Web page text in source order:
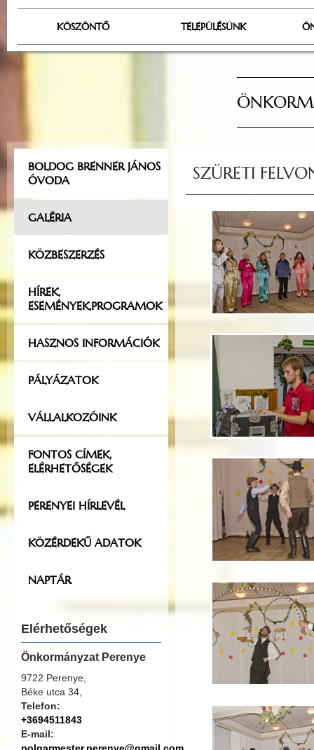
KÖSZÖNTŐ TELEPÜLÉSÜNK
BOLDOG BRENNER JÁNOS
ÓVODA
GALÉRIA
KÖZBESZERZÉS
HÍREK,
ESEMÉNYEK,PROGRAMOK
HASZNOS INFORMÁCIÓK
PÁLYÁZATOK
VÁLLALKOZÓINK
FONTOS CÍMEK,
ELÉRHETŐSÉGEK
PERENYEI HÍRLEVÉL
KÖZÉRDEKŰ ADATOK
NAPTÁR
Elérhetőségek
Önkormányzat Perenye
9722 Perenye,
Béke utca 34,
Telefon:
+3694511843
E-mail:
SZÜRETI